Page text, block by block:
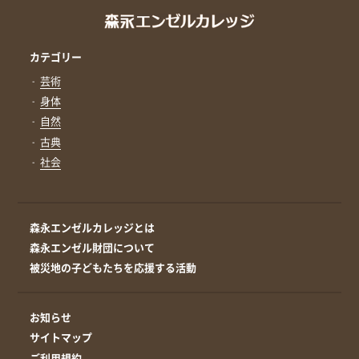
カテゴリー
芸術
身体
自然
古典
社会
森永エンゼルカレッジとは
森永エンゼル財団について
被災地の子どもたちを応援する活動
お知らせ
サイトマップ